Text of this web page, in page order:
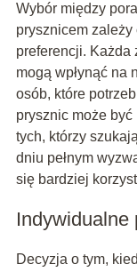
Wybór między
prysznicem
preferencji. Każda
mogą wpłynąć na
osób, które
prysznic może
tych, którzy
dniu pełnym
się bardziej
Indywidualne
Decyzja o tym,